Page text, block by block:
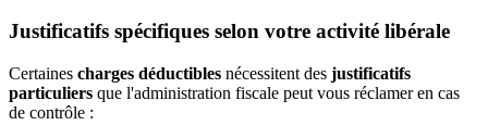
Justificatifs spécifiques selon votre activité libérale
Certaines charges déductibles nécessitent des justificatifs
particuliers que l'administration fiscale peut vous réclamer en cas
de contrôle :